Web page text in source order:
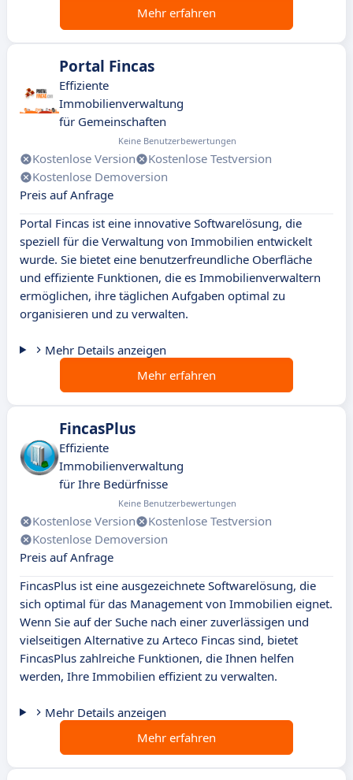
Mehr erfahren
Portal Fincas
Effiziente
Immobilienverwaltung
für Gemeinschaften
Keine Benutzerbewertungen
Kostenlose Version
Kostenlose Testversion
Kostenlose Demoversion
Preis auf Anfrage
Portal Fincas ist eine innovative Softwarelösung, die
speziell für die Verwaltung von Immobilien entwickelt
wurde. Sie bietet eine benutzerfreundliche Oberfläche
und effiziente Funktionen, die es Immobilienverwaltern
ermöglichen, ihre täglichen Aufgaben optimal zu
organisieren und zu verwalten.
Mehr Details anzeigen
Mehr erfahren
FincasPlus
Effiziente
Immobilienverwaltung
für Ihre Bedürfnisse
Keine Benutzerbewertungen
Kostenlose Version
Kostenlose Testversion
Kostenlose Demoversion
Preis auf Anfrage
FincasPlus ist eine ausgezeichnete Softwarelösung, die
sich optimal für das Management von Immobilien eignet.
Wenn Sie auf der Suche nach einer zuverlässigen und
vielseitigen Alternative zu Arteco Fincas sind, bietet
FincasPlus zahlreiche Funktionen, die Ihnen helfen
werden, Ihre Immobilien effizient zu verwalten.
Mehr Details anzeigen
Mehr erfahren